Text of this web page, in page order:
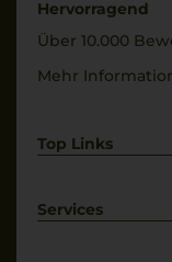
Hervorragend
Über 10.000
Mehr
Top Links
Weißwein
Services